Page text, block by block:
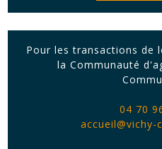
Pour les transactions de
la Communauté
04 70